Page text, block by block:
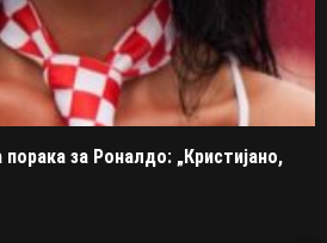
за Роналдо: „Кристијано,